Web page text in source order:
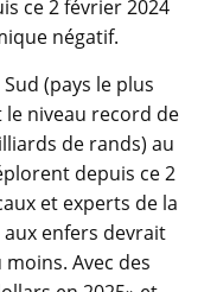
ce 2 février 2024
négatif.
(pays le plus
niveau record de
de rands) au
depuis ce 2
et experts de la
enfers devrait
Avec des